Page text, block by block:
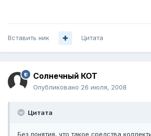
Вставить ник Цитата
Солнечный КОТ
Опубликовано 26 июля, 2008
Цитата
Без понятия, что такое средства